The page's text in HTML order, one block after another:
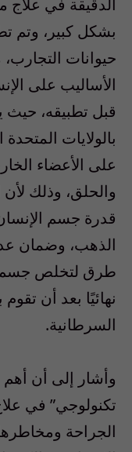
بشكل كبير، وتم
حيوانات
الأساليب على
قبل تطبيقه، حيث
بالولايات
على الأعضاء
والحلق، وذلك لأن
قدرة جسم
الذهب، وضمان
طرق لتخلص جسم
نهائيًا بعد أن
السرطانية.
وأشار إلى أن أهم
تكنولوجي” في
الجراحة